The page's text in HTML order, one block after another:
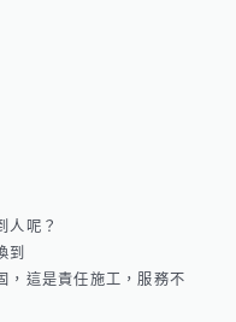
人呢？
到
，這是責任施工，服務不